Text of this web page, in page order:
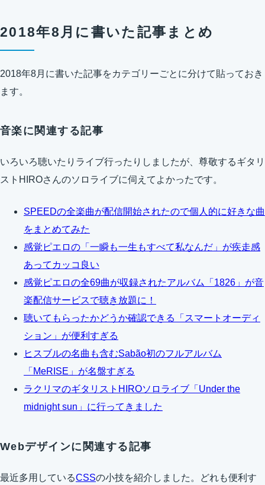
2018年8月に書いた記事まとめ
2018年8月に書いた記事をカテゴリーごとに分けて貼っておき
ます。
音楽に関連する記事
いろいろ聴いたりライブ行ったりしましたが、尊敬するギタリ
ストHIROさんのソロライブに伺えてよかったです。
SPEEDの全楽曲が配信開始されたので個人的に好きな曲
をまとめてみた
感覚ピエロの「一瞬も一生もすべて私なんだ」が疾走感
あってカッコ良い
感覚ピエロの全69曲が収録されたアルバム「1826」が音
楽配信サービスで聴き放題に！
聴いてもらったかどうか確認できる「スマートオーディ
ション」が便利すぎる
ヒスブルの名曲も含むSabão初のフルアルバム
「MeRISE」が名盤すぎる
ラクリマのギタリストHIROソロライブ「Under the
midnight sun」に行ってきました
Webデザインに関連する記事
最近多用しているCSSの小技を紹介しました。どれも便利す